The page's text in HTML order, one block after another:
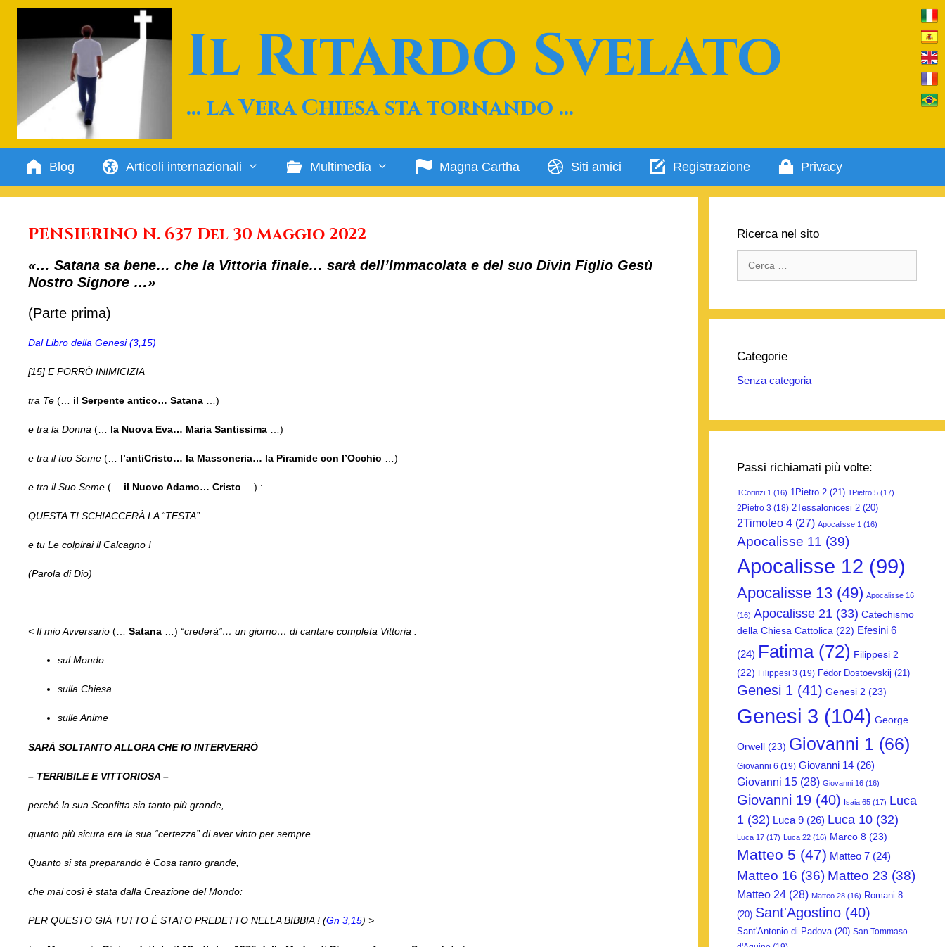
contenuto
Il Ritardo Svelato
… la Vera Chiesa sta tornando …
Blog Articoli internazionali Multimedia Magna Cartha Siti amici Registrazione Privacy
PENSIERINO N. 637 Del 30 Maggio 2022
«… Satana sa bene… che la Vittoria finale… sarà dell’Immacolata e del suo Divin Figlio Gesù
Nostro Signore …»
(Parte prima)
Dal Libro della Genesi (3,15)
[15] E PORRÒ INIMICIZIA
tra Te (… il Serpente antico… Satana …)
e tra la Donna (… la Nuova Eva… Maria Santissima …)
e tra il tuo Seme (… l’antiCristo… la Massoneria… la Piramide con l’Occhio …)
e tra il Suo Seme (… il Nuovo Adamo… Cristo …) :
QUESTA TI SCHIACCERÀ LA “TESTA”
e tu Le colpirai il Calcagno !
(Parola di Dio)
< Il mio Avversario (… Satana …) “crederà”… un giorno… di cantare completa Vittoria :
sul Mondo
sulla Chiesa
sulle Anime
SARÀ SOLTANTO ALLORA CHE IO INTERVERRÒ
– TERRIBILE E VITTORIOSA –
perché la sua Sconfitta sia tanto più grande,
quanto più sicura era la sua “certezza” di aver vinto per sempre.
Quanto si sta preparando è Cosa tanto grande,
che mai così è stata dalla Creazione del Mondo:
PER QUESTO GIÀ TUTTO È STATO PREDETTO NELLA BIBBIA ! (Gn 3,15) >
Ricerca nel sito
per:
Categorie
Senza categoria
Passi richiamati più volte:
1Corinzi 1 (16) 1Pietro 2 (21) 1Pietro 5 (17)
2Pietro 3 (18) 2Tessalonicesi 2 (20)
2Timoteo 4 (27) Apocalisse 1 (16)
Apocalisse 11 (39)
Apocalisse 12 (99)
Apocalisse 13 (49) Apocalisse 16
(16) Apocalisse 21 (33) Catechismo
della Chiesa Cattolica (22) Efesini 6
(24) Fatima (72) Filippesi 2
(22) Filippesi 3 (19) Fëdor Dostoevskij (21)
Genesi 1 (41) Genesi 2 (23)
Genesi 3 (104) George
Orwell (23) Giovanni 1 (66)
Giovanni 6 (19) Giovanni 14 (26)
Giovanni 15 (28) Giovanni 16 (16)
Giovanni 19 (40) Isaia 65 (17) Luca
1 (32) Luca 9 (26) Luca 10 (32)
Luca 17 (17) Luca 22 (16) Marco 8 (23)
Matteo 5 (47) Matteo 7 (24)
Matteo 16 (36) Matteo 23 (38)
Matteo 24 (28) Matteo 28 (16) Romani 8
(20) Sant'Agostino (40)
Sant'Antonio di Padova (20) San Tommaso